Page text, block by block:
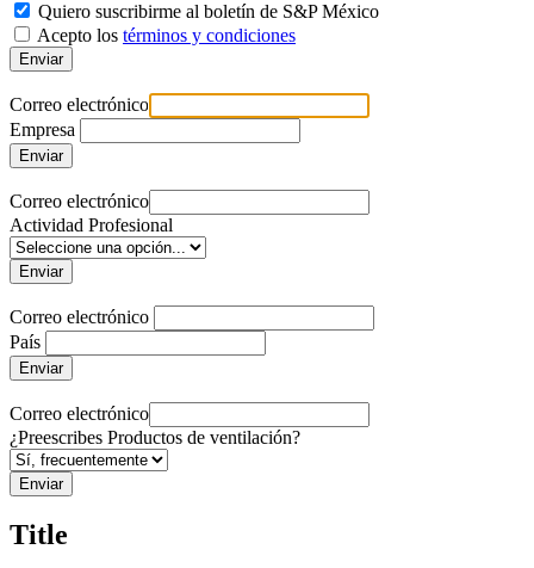
Quiero suscribirme al boletín de S&P México
Acepto los términos y condiciones
Enviar
Correo electrónico
Empresa
Enviar
Correo electrónico
Actividad Profesional
Enviar
Correo electrónico
País
Enviar
Correo electrónico
¿Preescribes Productos de ventilación?
Enviar
Title